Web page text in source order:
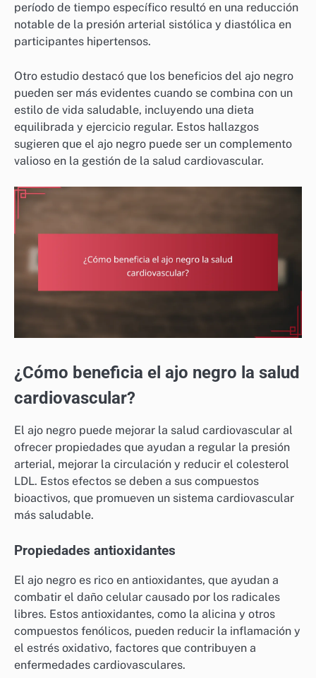
período de tiempo específico resultó en una reducción
notable de la presión arterial sistólica y diastólica en
participantes hipertensos.
Otro estudio destacó que los beneficios del ajo negro
pueden ser más evidentes cuando se combina con un
estilo de vida saludable, incluyendo una dieta
equilibrada y ejercicio regular. Estos hallazgos
sugieren que el ajo negro puede ser un complemento
valioso en la gestión de la salud cardiovascular.
¿Cómo beneficia el ajo negro la salud
cardiovascular?
El ajo negro puede mejorar la salud cardiovascular al
ofrecer propiedades que ayudan a regular la presión
arterial, mejorar la circulación y reducir el colesterol
LDL. Estos efectos se deben a sus compuestos
bioactivos, que promueven un sistema cardiovascular
más saludable.
Propiedades antioxidantes
El ajo negro es rico en antioxidantes, que ayudan a
combatir el daño celular causado por los radicales
libres. Estos antioxidantes, como la alicina y otros
compuestos fenólicos, pueden reducir la inflamación y
el estrés oxidativo, factores que contribuyen a
enfermedades cardiovasculares.